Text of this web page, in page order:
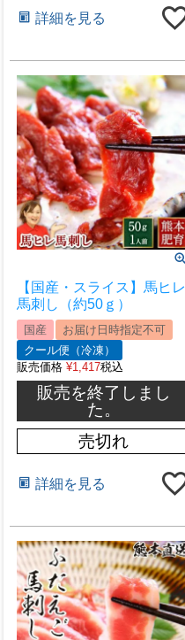
詳細を見る
【国産・スライス】馬ヒレ
馬刺し（約50ｇ）
国産
お届け日時指定不可
クール便（冷凍）
販売価格 ¥1,417税込
販売を終了しまし
た。
売切れ
詳細を見る